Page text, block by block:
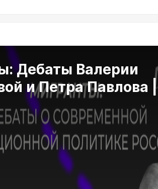
Дебаты Валерии
и Петра Павлова |